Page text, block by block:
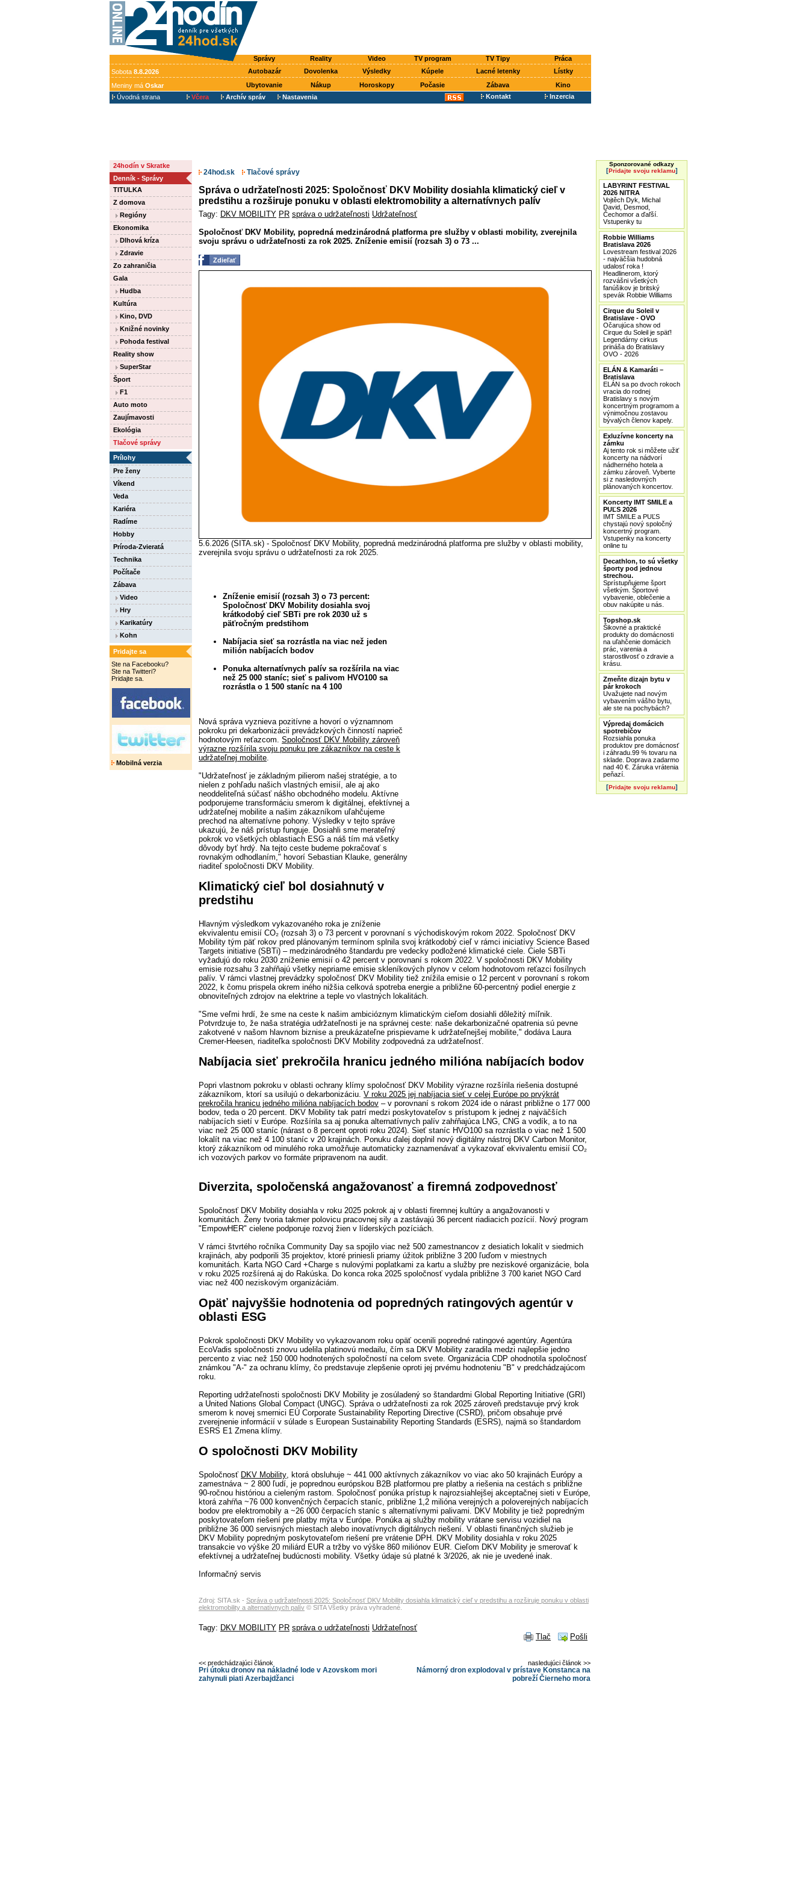
Správy Reality Video TV program TV Tipy
Práca
Sobota 8.8.2026 Autobazár Dovolenka Výsledky Kúpele Lacné letenky
Lístky
Meniny má Oskar Ubytovanie Nákup Horoskopy Počasie Zábava
Kino
Úvodná strana
Včera Archív správ Nastavenia Kontakt Inzercia
24hodín v Skratke
Denník - Správy
TITULKA
Z domova
Regióny
Ekonomika
Dlhová kríza
Zdravie
Zo zahraničia
Gala
Hudba
Kultúra
Kino, DVD
Knižné novinky
Pohoda festival
Reality show
SuperStar
Šport
F1
Auto moto
Zaujímavosti
Ekológia
Tlačové správy
Prílohy
Pre ženy
Víkend
Veda
Kariéra
Radíme
Hobby
Príroda-Zvieratá
Technika
Počítače
Zábava
Video
Hry
Karikatúry
Kohn
Pridajte sa
Ste na Facebooku?
Ste na Twitteri?
Pridajte sa.
Mobilná verzia
24hod.sk Tlačové správy
Správa o udržateľnosti 2025: Spoločnosť DKV Mobility dosiahla klimatický cieľ v
predstihu a rozširuje ponuku v oblasti elektromobility a alternatívnych palív
Tagy: DKV MOBILITY PR správa o udržateľnosti Udržateľnosť
Spoločnosť DKV Mobility, popredná medzinárodná platforma pre služby v oblasti mobility, zverejnila
svoju správu o udržateľnosti za rok 2025. Zníženie emisií (rozsah 3) o 73 ...
Zdieľať
5.6.2026 (SITA.sk) - Spoločnosť DKV Mobility, popredná medzinárodná platforma pre služby v oblasti mobility,
zverejnila svoju správu o udržateľnosti za rok 2025.
Zníženie emisií (rozsah 3) o 73 percent:
Spoločnosť DKV Mobility dosiahla svoj
krátkodobý cieľ SBTi pre rok 2030 už s
päťročným predstihom
Nabíjacia sieť sa rozrástla na viac než jeden
milión nabíjacích bodov
Ponuka alternatívnych palív sa rozšírila na viac
než 25 000 staníc; sieť s palivom HVO100 sa
rozrástla o 1 500 staníc na 4 100
Nová správa vyznieva pozitívne a hovorí o významnom
pokroku pri dekarbonizácii prevádzkových činností naprieč
hodnotovým reťazcom. Spoločnosť DKV Mobility zároveň
výrazne rozšírila svoju ponuku pre zákazníkov na ceste k
udržateľnej mobilite.
"Udržateľnosť je základným pilierom našej stratégie, a to
nielen z pohľadu našich vlastných emisií, ale aj ako
neoddeliteľná súčasť nášho obchodného modelu. Aktívne
podporujeme transformáciu smerom k digitálnej, efektívnej a
udržateľnej mobilite a našim zákazníkom uľahčujeme
prechod na alternatívne pohony. Výsledky v tejto správe
ukazujú, že náš prístup funguje. Dosiahli sme merateľný
pokrok vo všetkých oblastiach ESG a náš tím má všetky
dôvody byť hrdý. Na tejto ceste budeme pokračovať s
rovnakým odhodlaním," hovorí Sebastian Klauke, generálny
riaditeľ spoločnosti DKV Mobility.
Klimatický cieľ bol dosiahnutý v
predstihu
Hlavným výsledkom vykazovaného roka je zníženie
ekvivalentu emisií CO₂ (rozsah 3) o 73 percent v porovnaní s východiskovým rokom 2022. Spoločnosť DKV
Mobility tým päť rokov pred plánovaným termínom splnila svoj krátkodobý cieľ v rámci iniciatívy Science Based
Targets initiative (SBTi) – medzinárodného štandardu pre vedecky podložené klimatické ciele. Ciele SBTi
vyžadujú do roku 2030 zníženie emisií o 42 percent v porovnaní s rokom 2022. V spoločnosti DKV Mobility
emisie rozsahu 3 zahŕňajú všetky nepriame emisie skleníkových plynov v celom hodnotovom reťazci fosílnych
palív. V rámci vlastnej prevádzky spoločnosť DKV Mobility tiež znížila emisie o 12 percent v porovnaní s rokom
2022, k čomu prispela okrem iného nižšia celková spotreba energie a približne 60-percentný podiel energie z
obnoviteľných zdrojov na elektrine a teple vo vlastných lokalitách.
"Sme veľmi hrdí, že sme na ceste k našim ambicióznym klimatickým cieľom dosiahli dôležitý míľnik.
Potvrdzuje to, že naša stratégia udržateľnosti je na správnej ceste: naše dekarbonizačné opatrenia sú pevne
zakotvené v našom hlavnom biznise a preukázateľne prispievame k udržateľnejšej mobilite," dodáva Laura
Cremer-Heesen, riaditeľka spoločnosti DKV Mobility zodpovedná za udržateľnosť.
Nabíjacia sieť prekročila hranicu jedného milióna nabíjacích bodov
Popri vlastnom pokroku v oblasti ochrany klímy spoločnosť DKV Mobility výrazne rozšírila riešenia dostupné
zákazníkom, ktorí sa usilujú o dekarbonizáciu. V roku 2025 jej nabíjacia sieť v celej Európe po prvýkrát
prekročila hranicu jedného milióna nabíjacích bodov – v porovnaní s rokom 2024 ide o nárast približne o 177 000
bodov, teda o 20 percent. DKV Mobility tak patrí medzi poskytovateľov s prístupom k jednej z najväčších
nabíjacích sietí v Európe. Rozšírila sa aj ponuka alternatívnych palív zahŕňajúca LNG, CNG a vodík, a to na
viac než 25 000 staníc (nárast o 8 percent oproti roku 2024). Sieť staníc HVO100 sa rozrástla o viac než 1 500
lokalít na viac než 4 100 staníc v 20 krajinách. Ponuku ďalej doplnil nový digitálny nástroj DKV Carbon Monitor,
ktorý zákazníkom od minulého roka umožňuje automaticky zaznamenávať a vykazovať ekvivalentu emisií CO₂
ich vozových parkov vo formáte pripravenom na audit.
Diverzita, spoločenská angažovanosť a firemná zodpovednosť
Spoločnosť DKV Mobility dosiahla v roku 2025 pokrok aj v oblasti firemnej kultúry a angažovanosti v
komunitách. Ženy tvoria takmer polovicu pracovnej sily a zastávajú 36 percent riadiacich pozícií. Nový program
"EmpowHER" cielene podporuje rozvoj žien v líderských pozíciách.
V rámci štvrtého ročníka Community Day sa spojilo viac než 500 zamestnancov z desiatich lokalít v siedmich
krajinách, aby podporili 35 projektov, ktoré priniesli priamy úžitok približne 3 200 ľuďom v miestnych
komunitách. Karta NGO Card +Charge s nulovými poplatkami za kartu a služby pre neziskové organizácie, bola
v roku 2025 rozšírená aj do Rakúska. Do konca roka 2025 spoločnosť vydala približne 3 700 kariet NGO Card
viac než 400 neziskovým organizáciám.
Opäť najvyššie hodnotenia od popredných ratingových agentúr v
oblasti ESG
Pokrok spoločnosti DKV Mobility vo vykazovanom roku opäť ocenili popredné ratingové agentúry. Agentúra
EcoVadis spoločnosti znovu udelila platinovú medailu, čím sa DKV Mobility zaradila medzi najlepšie jedno
percento z viac než 150 000 hodnotených spoločností na celom svete. Organizácia CDP ohodnotila spoločnosť
známkou "A-" za ochranu klímy, čo predstavuje zlepšenie oproti jej prvému hodnoteniu "B" v predchádzajúcom
roku.
Reporting udržateľnosti spoločnosti DKV Mobility je zosúladený so štandardmi Global Reporting Initiative (GRI)
a United Nations Global Compact (UNGC). Správa o udržateľnosti za rok 2025 zároveň predstavuje prvý krok
smerom k novej smernici EÚ Corporate Sustainability Reporting Directive (CSRD), pričom obsahuje prvé
zverejnenie informácií v súlade s European Sustainability Reporting Standards (ESRS), najmä so štandardom
ESRS E1 Zmena klímy.
O spoločnosti DKV Mobility
Spoločnosť DKV Mobility, ktorá obsluhuje ~ 441 000 aktívnych zákazníkov vo viac ako 50 krajinách Európy a
zamestnáva ~ 2 800 ľudí, je poprednou európskou B2B platformou pre platby a riešenia na cestách s približne
90-ročnou históriou a cieleným rastom. Spoločnosť ponúka prístup k najrozsiahlejšej akceptačnej sieti v Európe,
ktorá zahŕňa ~76 000 konvenčných čerpacích staníc, približne 1,2 milióna verejných a poloverejných nabíjacích
bodov pre elektromobily a ~26 000 čerpacích staníc s alternatívnymi palivami. DKV Mobility je tiež popredným
poskytovateľom riešení pre platby mýta v Európe. Ponúka aj služby mobility vrátane servisu vozidiel na
približne 36 000 servisných miestach alebo inovatívnych digitálnych riešení. V oblasti finančných služieb je
DKV Mobility popredným poskytovateľom riešení pre vrátenie DPH. DKV Mobility dosiahla v roku 2025
transakcie vo výške 20 miliárd EUR a tržby vo výške 860 miliónov EUR. Cieľom DKV Mobility je smerovať k
efektívnej a udržateľnej budúcnosti mobility. Všetky údaje sú platné k 3/2026, ak nie je uvedené inak.
Informačný servis
Zdroj: SITA.sk - Správa o udržateľnosti 2025: Spoločnosť DKV Mobility dosiahla klimatický cieľ v predstihu a rozširuje ponuku v oblasti
elektromobility a alternatívnych palív © SITA Všetky práva vyhradené.
Tagy: DKV MOBILITY PR správa o udržateľnosti Udržateľnosť
Tlač
Pošli
nasledujúci článok >>
Námorný dron explodoval v prístave Konstanca na
pobreží Čierneho mora
<< predchádzajúci článok
Pri útoku dronov na nákladné lode v Azovskom mori
zahynuli piati Azerbajdžanci
Sponzorované odkazy
[Pridajte svoju reklamu]
LABYRINT FESTIVAL
2026 NITRA
Vojtěch Dyk, Michal
David, Desmod,
Čechomor a ďaľší.
Vstupenky tu
Robbie Williams
Bratislava 2026
Lovestream festival 2026
- najväčšia hudobná
udalosť roka !
Headlinerom, ktorý
rozvášni všetkých
fanúšikov je britský
spevák Robbie Williams
Cirque du Soleil v
Bratislave - OVO
Očarujúca show od
Cirque du Soleil je späť!
Legendárny cirkus
prináša do Bratislavy
OVO - 2026
ELÁN & Kamaráti –
Bratislava
ELÁN sa po dvoch rokoch
vracia do rodnej
Bratislavy s novým
koncertným programom a
výnimočnou zostavou
bývalých členov kapely.
Exluzívne koncerty na
zámku
Aj tento rok si môžete užiť
koncerty na nádvorí
nádherného hotela a
zámku zároveň. Vyberte
si z nasledovných
plánovaných koncertov.
Koncerty IMT SMILE a
PUĽS 2026
IMT SMILE a PUĽS
chystajú nový spoločný
koncertný program.
Vstupenky na koncerty
online tu
Decathlon, to sú všetky
športy pod jednou
strechou.
Sprístupňujeme šport
všetkým. Športové
vybavenie, oblečenie a
obuv nakúpite u nás.
Topshop.sk
Šikovné a praktické
produkty do domácnosti
na uľahčenie domácich
prác, varenia a
starostlivosť o zdravie a
krásu.
Zmeňte dizajn bytu v
pár krokoch
Uvažujete nad novým
vybavením vášho bytu,
ale ste na pochybách?
Výpredaj domácich
spotrebičov
Rozsiahla ponuka
produktov pre domácnosť
i záhradu.99 % tovaru na
sklade. Doprava zadarmo
nad 40 €. Záruka vrátenia
peňazí.
[Pridajte svoju reklamu]